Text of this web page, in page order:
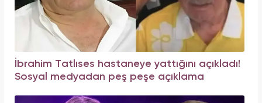
İbrahim Tatlıses hastaneye yattığını açıkladı!
Sosyal medyadan peş peşe açıklama